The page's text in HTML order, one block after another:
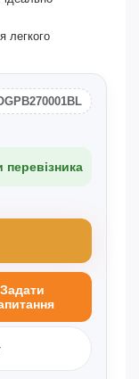
легкого
Задати